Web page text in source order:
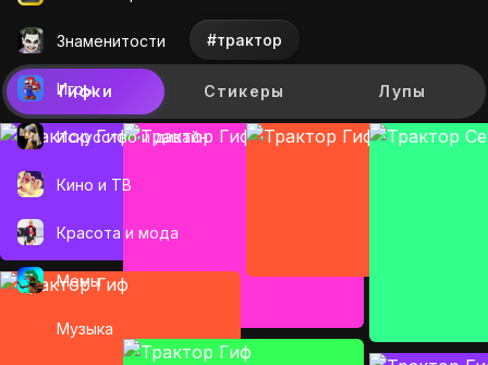
Знаменитости
Игры
Искусcтво и дизайн
Кино и ТВ
Красота и мода
Мемы
Музыка
#трактор
Гифки Стикеры Лупы